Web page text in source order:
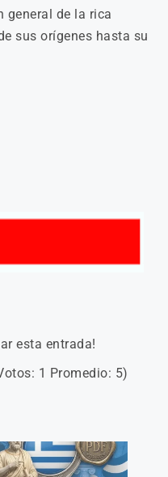
general de la rica
sus orígenes hasta su
esta entrada!
1 Promedio: 5)